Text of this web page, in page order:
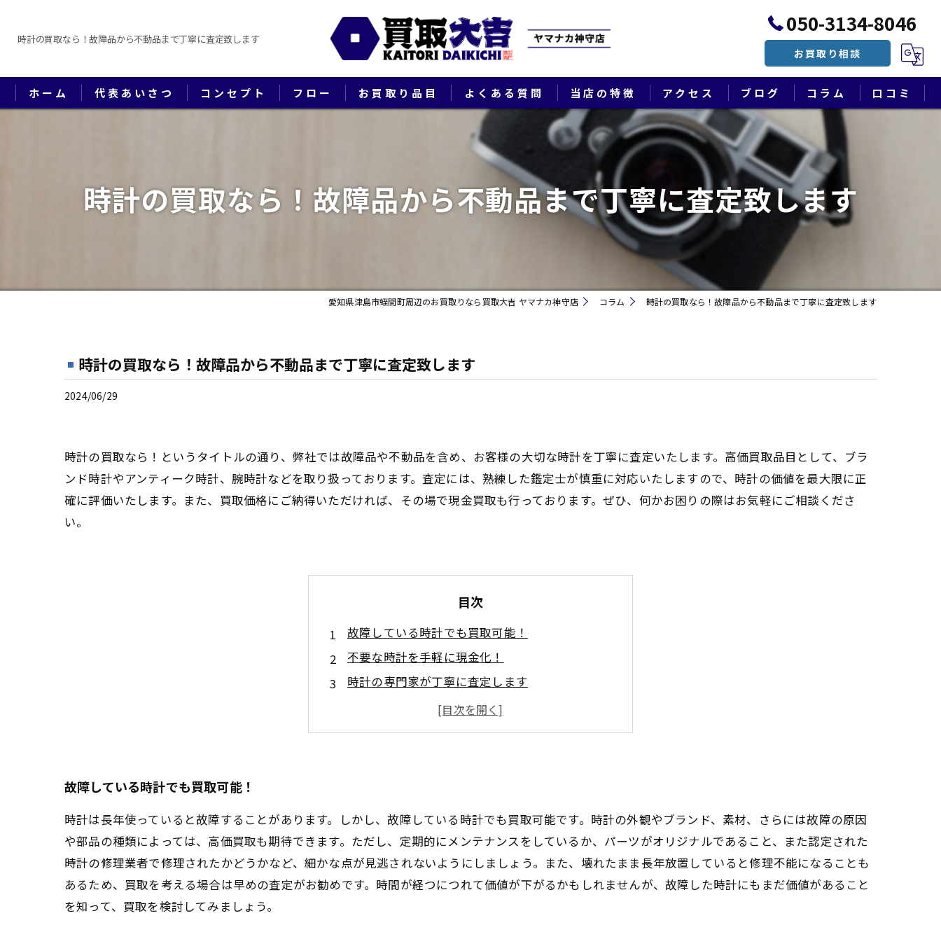
時計の買取なら！故障品から不動品まで丁寧に査定致します
050-3134-8046
お買取り相談
ホーム 代表あいさつ コンセプト フロー お買取り品目 よくある質問 当店の特徴
ブランド
貴金属
切手
生前整理・遺品整理・終活
アクセス
漫画特集
ブログ コラム 口コミ
時計の買取なら！故障品から不動品まで丁寧に査定致します
愛知県津島市蛭間町周辺のお買取りなら買取大吉 ヤマナカ神守店 コラム 時計の買取なら！故障品から不動品まで丁寧に査定致します
時計の買取なら！故障品から不動品まで丁寧に査定致します
2024/06/29
時計の買取なら！というタイトルの通り、弊社では故障品や不動品を含め、お客様の大切な時計を丁寧に査定いたします。高価買取品目として、ブラ
ンド時計やアンティーク時計、腕時計などを取り扱っております。査定には、熟練した鑑定士が慎重に対応いたしますので、時計の価値を最大限に正
確に評価いたします。また、買取価格にご納得いただければ、その場で現金買取も行っております。ぜひ、何かお困りの際はお気軽にご相談くださ
い。
目次
故障している時計でも買取可能！
不要な時計を手軽に現金化！
時計の専門家が丁寧に査定します
時計の買取ならお任せください！
故障している時計でも買取可能！
時計は長年使っていると故障することがあります。しかし、故障している時計でも買取可能です。時計の外観やブランド、素材、さらには故障の原因
や部品の種類によっては、高価買取も期待できます。ただし、定期的にメンテナンスをしているか、パーツがオリジナルであること、また認定された
時計の修理業者で修理されたかどうかなど、細かな点が見逃されないようにしましょう。また、壊れたまま長年放置していると修理不能になることも
あるため、買取を考える場合は早めの査定がお勧めです。時間が経つにつれて価値が下がるかもしれませんが、故障した時計にもまだ価値があること
を知って、買取を検討してみましょう。